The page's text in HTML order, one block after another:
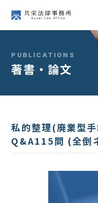
業務分野
セミナー・講演
PUBLICATIONS
著書・論文
私的整理(廃業型
Q&A115問 (全倒